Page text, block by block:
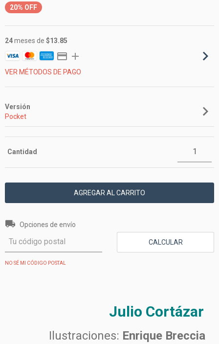
20% OFF
24meses de $13.85
VER MÉTODOS DE PAGO
Versión
Pocket
Cantidad
Entregas para el CP:
Opciones de envío
CALCULAR
NO SÉ MI CÓDIGO POSTAL
Julio Cortázar
Ilustraciones: Enrique Breccia